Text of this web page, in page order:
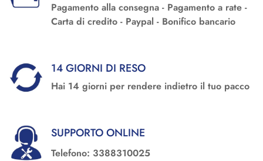
Pagamento alla consegna - Pagamento a rate -
Carta di credito - Paypal - Bonifico bancario
14 GIORNI DI RESO
Hai 14 giorni per rendere indietro il tuo pacco
SUPPORTO ONLINE
Telefono: 3388310025